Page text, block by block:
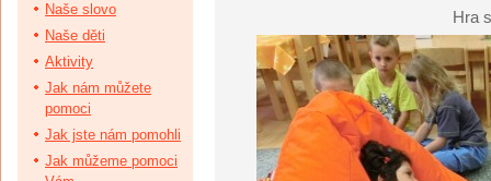
Hra
Naše slovo
Naše děti
Aktivity
Jak nám můžete
pomoci
Jak jste nám pomohli
Jak můžeme pomoci